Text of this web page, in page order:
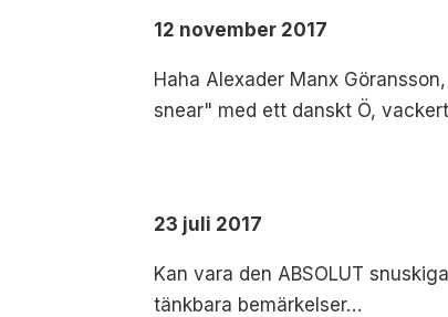
12 november 2017
Haha Alexader Manx
snear" med ett danskt Ö,
23 juli 2017
Kan vara den ABSOLUT
tänkbara bemärkelser…